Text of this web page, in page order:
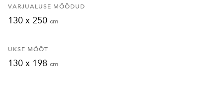
VARJUALUSE MÕÕDUD
130 x 250 cm
UKSE MÕÕT
130 x 198 cm